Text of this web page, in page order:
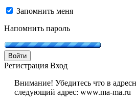
Запомнить меня
Напомнить пароль
Войти
Регистрация Вход
Внимание! Убедитесь что в
следующий адрес: www.ma-ma.ru